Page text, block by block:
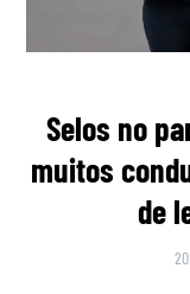
Selos no
muitos
de